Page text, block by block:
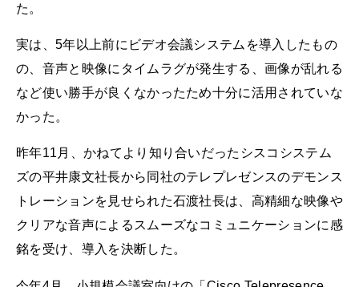
た。
実は、5年以上前にビデオ会議システムを導入したもの
の、音声と映像にタイムラグが発生する、画像が乱れる
など使い勝手が良くなかったため十分に活用されていな
かった。
昨年11月、かねてより知り合いだったシスコシステム
ズの平井康文社長から同社のテレプレゼンスのデモンス
トレーションを見せられた石渡社長は、高精細な映像や
クリアな音声によるスムーズなコミュニケーションに感
銘を受け、導入を決断した。